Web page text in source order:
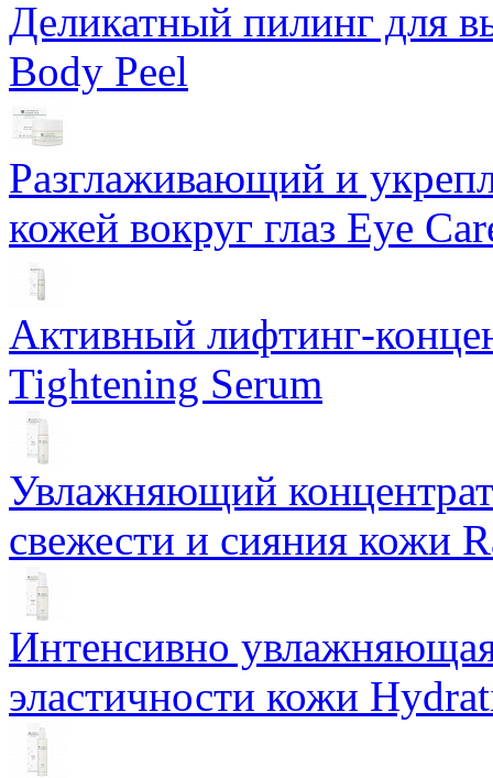
Деликатный пилинг для
Body Peel
Разглаживающий и
кожей вокруг глаз Eye
Активный лифтинг-
Tightening Serum
Увлажняющий
свежести и сияния кожи
Интенсивно
эластичности кожи